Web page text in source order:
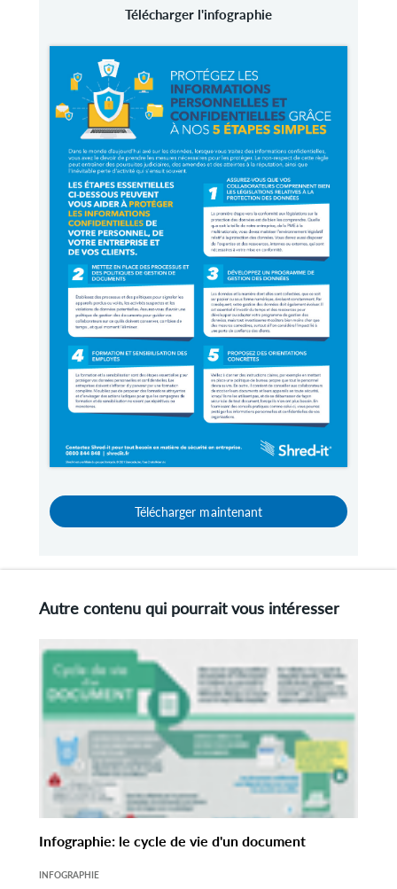
Télécharger l'infographie
Télécharger maintenant
Autre contenu qui pourrait vous intéresser
Infographie: le cycle de vie d'un document
INFOGRAPHIE